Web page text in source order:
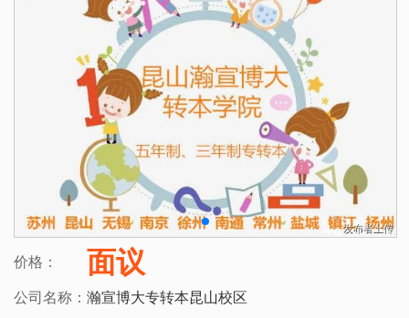
价格： 面议
公司名称： 瀚宣博大专转本昆山校区